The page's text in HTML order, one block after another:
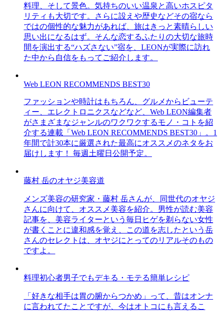
料理、そして景色。気持ちのいい温泉と高いホスピタ
リティも大切です。さらに設えや歴史などその宿なら
ではの個性的な魅力があれば、旅はきっと素晴らしい
思い出になるはず。そんな恋するふたりの大切な旅時
間を演出する“ハズさない”宿を、LEONが実際に訪れ
た中から自信をもってご紹介します。
Web LEON RECOMMENDS BEST30
ファッションや時計はもちろん、グルメからビューテ
ィー、エレクトロニクスなどなど、Web LEON編集者
がさまざまなジャンルのワクワクするモノ・コトを紹
介する連載「Web LEON RECOMMENDS BEST30」。1
年間で計30本に厳選された最高にオススメのネタをお
届けします！ 毎週土曜日公開予定。
藤村 岳のオヤジ美容道
メンズ美容の研究家・藤村 岳さんが、同世代のオヤジ
さんに向けて、オススメ美容を紹介。男性が読む美容
記事を、美容ライターという毎日ヒゲを剃らない女性
が書くことに違和感を覚え、この道を志したという岳
さんのセレクトは、オヤジにとってのリアルそのもの
ですよ。
料理初心者男子でもデキる・モテる簡単レシピ
「好きな相手は胃の腑からつかめ」って、昔はオンナ
に言われてたことですが、今はオトコにも言えるこ